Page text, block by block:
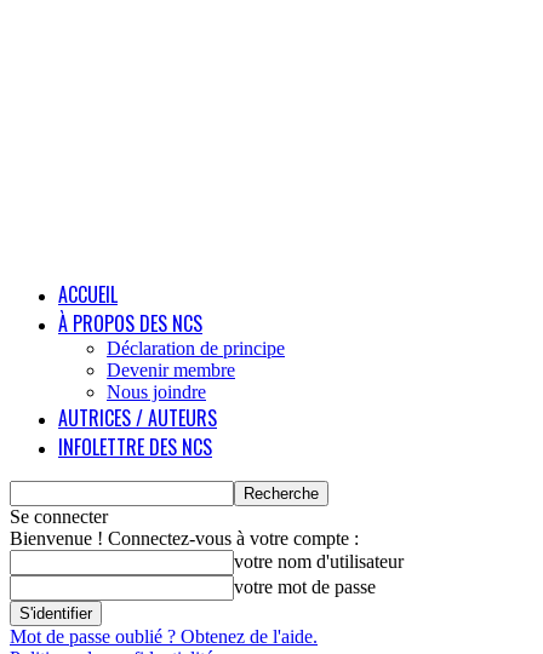
ACCUEIL
À PROPOS DES NCS
Déclaration de principe
Devenir membre
Nous joindre
AUTRICES / AUTEURS
INFOLETTRE DES NCS
Se connecter
Bienvenue ! Connectez-vous à votre compte :
votre nom d'utilisateur
votre mot de passe
Mot de passe oublié ? Obtenez de l'aide.